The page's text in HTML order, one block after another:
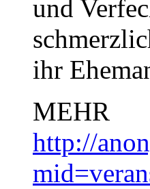
und
ihr
MEHR
http://